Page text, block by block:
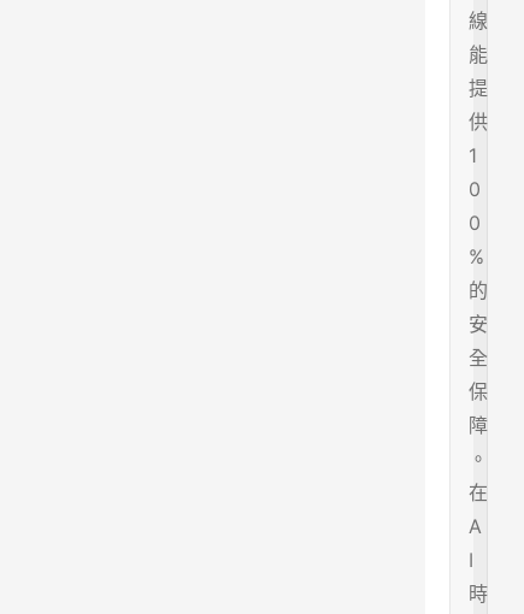
線
能
提
供
1
0
0
%
的
安
全
保
障
。
在
A
I
時